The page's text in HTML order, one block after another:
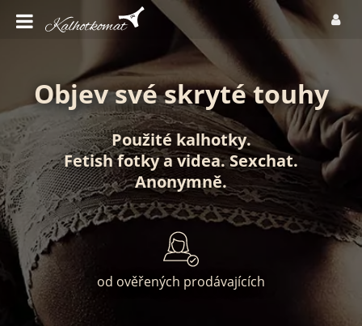
Objev své skryté touhy
Použité kalhotky.
Fetish fotkyavidea.Sexchat.
Anonymně.
od ověřených prodávajících